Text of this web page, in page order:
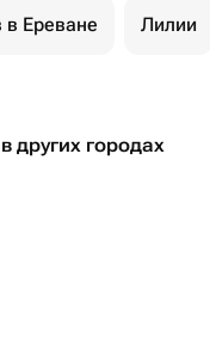
в Ереване Лилии
других городах